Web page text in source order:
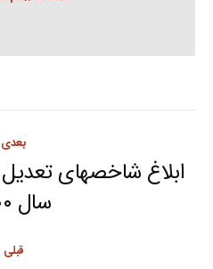
Post
navigation
قبلی
بعدی
ابلاغ شاخصهای
سال ۱۴۰۰